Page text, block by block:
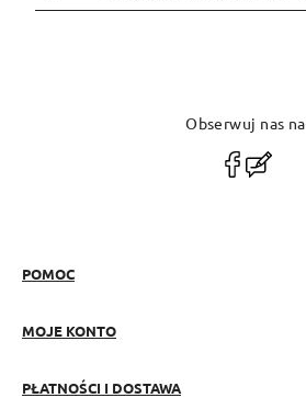
Obserwuj nas na
POMOC
MOJE KONTO
PŁATNOŚCI I DOSTAWA